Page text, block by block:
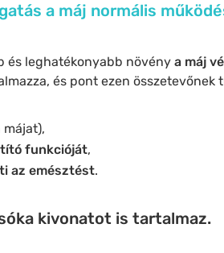
a máj normális
és leghatékonyabb növény a máj
és pont ezen összetevőnek
funkcióját,
az emésztést.
kivonatot is tartalmaz.